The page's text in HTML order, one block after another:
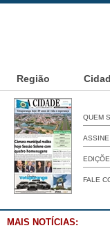
Região
QUEM
ASSINE
FALE
MAIS NOTÍCIAS: